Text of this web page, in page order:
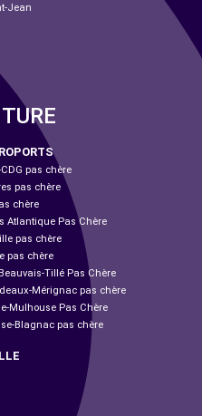
Jean
pas chère
pas chère
chère
Atlantique Pas Chère
pas chère
pas chère
Tillé Pas Chère
Mérignac pas chère
Mulhouse Pas Chère
Blagnac pas chère